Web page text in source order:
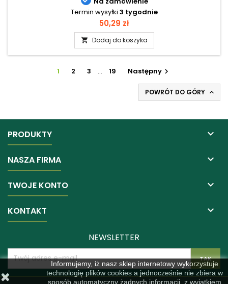
Termin wysyłki 3 tygodnie
Cena
50,29 zł
 Dodaj do koszyka
1 2 3 … 19 Następny 
POWRÓT DO GÓRY 
PRODUKTY 
NASZA FIRMA 
TWOJE KONTO 
KONTAKT 
Informujemy, iż nasz sklep internetowy wykorzystuje
technologię plików cookies a jednocześnie nie zbiera w
sposób automatyczny żadnych informacji, z wyjątkiem
NEWSLETTER